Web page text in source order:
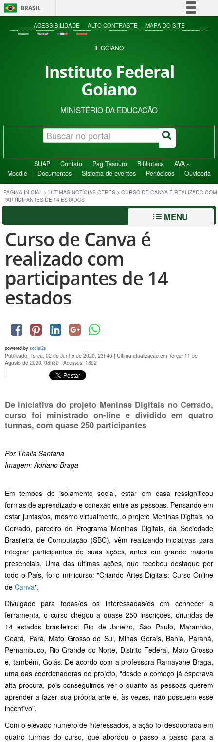
BRASIL
Simplifique!
Acesso à informação
ACESSIBILIDADE ALTO CONTRASTE MAPA DO SITE
IF GOIANO
Instituto Federal
Goiano
MINISTÉRIO DA EDUCAÇÃO
SUAP Contato Pag Tesouro Biblioteca
AVA -
Moodle
Documentos Sistema de eventos Periódicos Ouvidoria
PÁGINA INICIAL > ÚLTIMAS NOTÍCIAS CERES > CURSO DE CANVA É REALIZADO COM
PARTICIPANTES DE 14 ESTADOS
MENU
Curso de Canva é
realizado com
participantes de 14
estados
powered by social2s
Publicado: Terça, 02 de Junho de 2020, 23h45 | Última atualização em Terça, 11 de
Agosto de 2020, 08h30 | Acessos: 1852
De iniciativa do projeto Meninas Digitais no Cerrado,
curso foi ministrado on-line e dividido em quatro
turmas, com quase 250 participantes
Por Thalia Santana
Imagem: Adriano Braga
Em tempos de isolamento social, estar em casa ressignificou
formas de aprendizado e conexão entre as pessoas. Pensando em
estar juntas/os, mesmo virtualmente, o projeto Meninas Digitais no
Cerrado, parceiro do Programa Meninas Digitais, da Sociedade
Brasileira de Computação (SBC), vêm realizando iniciativas para
integrar participantes de suas ações, antes em grande maioria
presenciais. Uma das últimas ações, que recebeu destaque por
todo o País, foi o minicurso: "Criando Artes Digitais: Curso Online
de Canva".
Divulgado para todas/os os interessadas/os em conhecer a
ferramenta, o curso chegou a quase 250 inscrições, oriundas de
14 estados brasileiros: Rio de Janeiro, São Paulo, Maranhão,
Ceará, Pará, Mato Grosso do Sul, Minas Gerais, Bahia, Paraná,
Pernambuco, Rio Grande do Norte, Distrito Federal, Mato Grosso
e, também, Goiás. De acordo com a professora Ramayane Braga,
uma das coordenadoras do projeto, "desde o começo já esperava
alta procura, pois conseguimos ver o quanto as pessoas querem
aprender a fazer sua própria arte e, às vezes, não possuem esse
incentivo".
Com o elevado número de interessados, a ação foi desdobrada em
quatro turmas do curso, que abordou o passo a passo para a